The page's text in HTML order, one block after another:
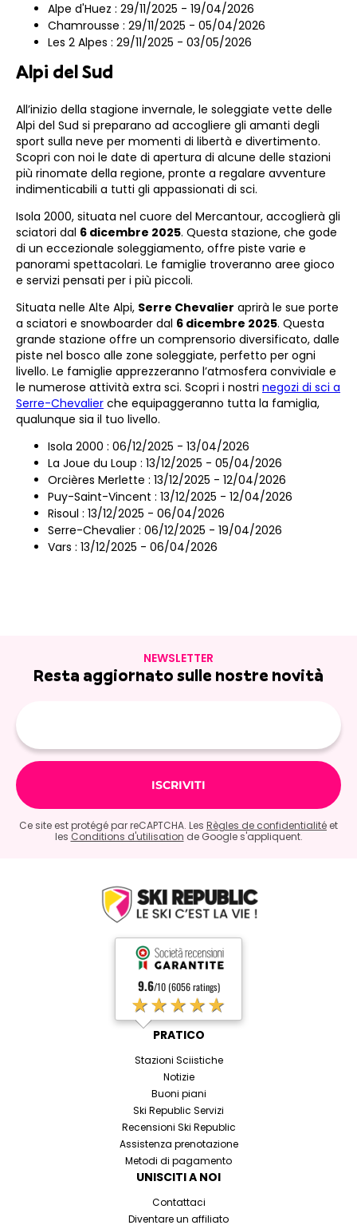
Alpe d'Huez : 29/11/2025 - 19/04/2026
Chamrousse : 29/11/2025 - 05/04/2026
Les 2 Alpes : 29/11/2025 - 03/05/2026
Alpi del Sud
All’inizio della stagione invernale, le soleggiate vette delle
Alpi del Sud si preparano ad accogliere gli amanti degli
sport sulla neve per momenti di libertà e divertimento.
Scopri con noi le date di apertura di alcune delle stazioni
più rinomate della regione, pronte a regalare avventure
indimenticabili a tutti gli appassionati di sci.
Isola 2000, situata nel cuore del Mercantour, accoglierà gli
sciatori dal 6 dicembre 2025. Questa stazione, che gode
di un eccezionale soleggiamento, offre piste varie e
panorami spettacolari. Le famiglie troveranno aree gioco
e servizi pensati per i più piccoli.
Situata nelle Alte Alpi, Serre Chevalier aprirà le sue porte
a sciatori e snowboarder dal 6 dicembre 2025. Questa
grande stazione offre un comprensorio diversificato, dalle
piste nel bosco alle zone soleggiate, perfetto per ogni
livello. Le famiglie apprezzeranno l’atmosfera conviviale e
le numerose attività extra sci. Scopri i nostri negozi di sci a
Serre-Chevalier che equipaggeranno tutta la famiglia,
qualunque sia il tuo livello.
Isola 2000 : 06/12/2025 - 13/04/2026
La Joue du Loup : 13/12/2025 - 05/04/2026
Orcières Merlette : 13/12/2025 - 12/04/2026
Puy-Saint-Vincent : 13/12/2025 - 12/04/2026
Risoul : 13/12/2025 - 06/04/2026
Serre-Chevalier : 06/12/2025 - 19/04/2026
Vars : 13/12/2025 - 06/04/2026
NEWSLETTER
Resta aggiornato sulle nostre novità
Ce site est protégé par reCAPTCHA. Les Règles de confidentialité et
les Conditions d'utilisation de Google s'appliquent.
9.6/10 (6056 ratings)
★★★★★
PRATICO
Stazioni Sciistiche
Notizie
Buoni piani
Ski Republic Servizi
Recensioni Ski Republic
Assistenza prenotazione
Metodi di pagamento
UNISCITI A NOI
Contattaci
Diventare un affiliato